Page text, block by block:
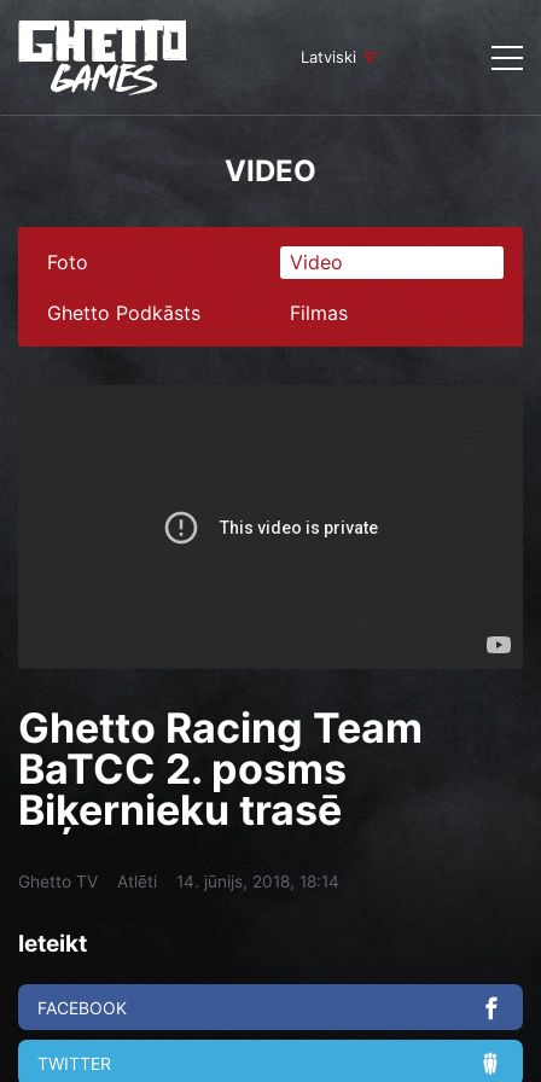
Latviski
VIDEO
Foto Video
Ghetto Podkāsts Filmas
Ghetto Racing Team
BaTCC 2. posms
Biķernieku trasē
Ghetto TV Atlēti 14. jūnijs, 2018, 18:14
Ieteikt
FACEBOOK
TWITTER